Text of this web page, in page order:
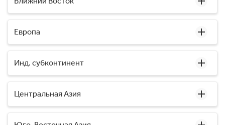
Европа
Инд. субконтинент
Центральная Азия